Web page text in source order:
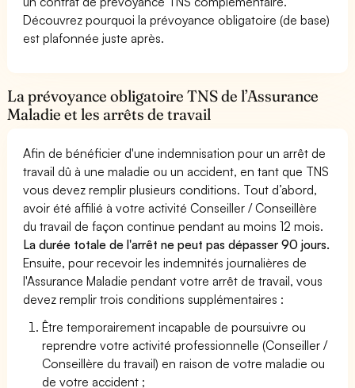
Découvrez pourquoi la prévoyance obligatoire (de base)
est plafonnée juste après.
La prévoyance obligatoire TNS de l’Assurance
Maladie et les arrêts de travail
Afin de bénéficier d'une indemnisation pour un arrêt de
travail dû à une maladie ou un accident, en tant que TNS
vous devez remplir plusieurs conditions. Tout d’abord,
avoir été affilié à votre activité Conseiller / Conseillère
du travail de façon continue pendant au moins 12 mois.
La durée totale de l'arrêt ne peut pas dépasser 90 jours.
Ensuite, pour recevoir les indemnités journalières de
l'Assurance Maladie pendant votre arrêt de travail, vous
devez remplir trois conditions supplémentaires :
Être temporairement incapable de poursuivre ou
reprendre votre activité professionnelle (Conseiller /
Conseillère du travail) en raison de votre maladie ou
de votre accident ;